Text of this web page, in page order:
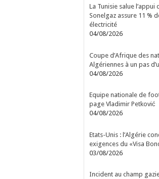
La Tunisie salue l’appui
Sonelgaz assure 11 %
électricité
04/08/2026
Coupe d’Afrique des
Algériennes à un pas
04/08/2026
Equipe nationale de
page Vladimir Petković
04/08/2026
Etats-Unis : l’Algérie
exigences du «Visa
03/08/2026
Incident au champ